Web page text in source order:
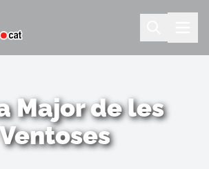
Major de les